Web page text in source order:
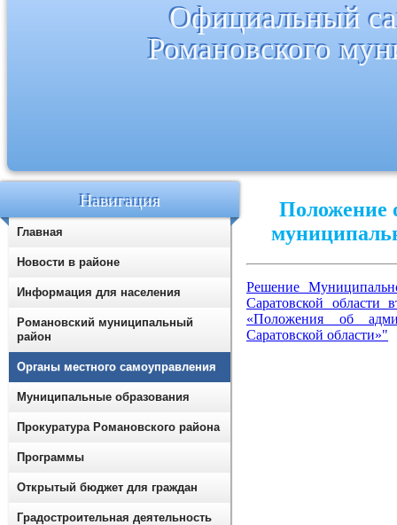
Официальный
Романовского
Положение
Решение
Саратовской
«Положения об
Саратовской области»"
Навигация
Главная
Новости в районе
Информация для населения
Романовский муниципальный
район
Органы местного самоуправления
Муниципальные образования
Прокуратура Романовского района
Программы
Открытый бюджет для граждан
Градостроительная деятельность